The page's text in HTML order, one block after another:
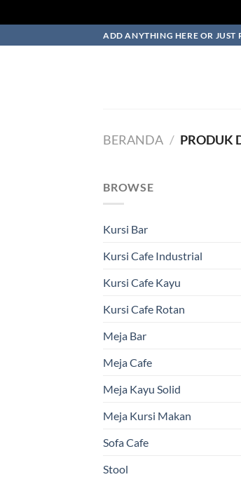
to
ADD ANYTHING HERE OR JUST
BERANDA / PRODUK
BROWSE
Kursi Bar
Kursi Cafe Industrial
Kursi Cafe Kayu
Kursi Cafe Rotan
Meja Bar
Meja Cafe
Meja Kayu Solid
Meja Kursi Makan
Sofa Cafe
Stool